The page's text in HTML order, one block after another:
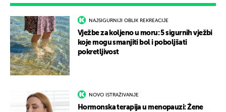
NAJSIGURNIJI OBLIK REKREACIJE
Vježbe za koljeno u moru: 5 sigurnih vježbi
koje mogu smanjiti bol i poboljšati
pokretljivost
NOVO ISTRAŽIVANJE
Hormonska terapija u menopauzi: Žene